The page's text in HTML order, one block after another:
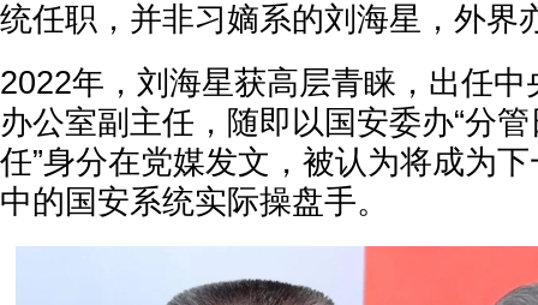
统任职，并非习嫡系的刘海星，外界
2022年，刘海星获高层青睐，出任
办公室副主任，随即以国安委办“分
任”身分在党媒发文，被认为将成为
中的国安系统实际操盘手。